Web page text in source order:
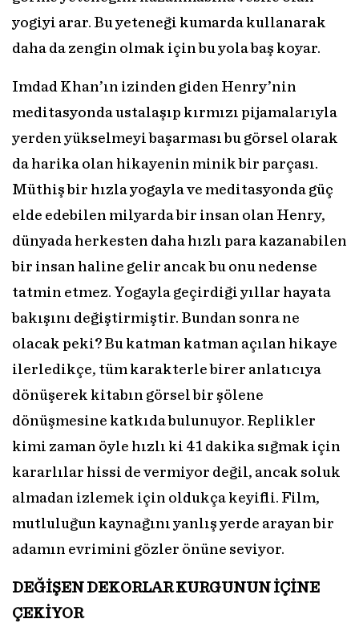
yogiyi arar. Bu yeteneği kumarda kullanarak
daha da zengin olmak için bu yola baş koyar.
Imdad Khan’ın izinden giden Henry’nin
meditasyonda ustalaşıp kırmızı pijamalarıyla
yerden yükselmeyi başarması bu görsel olarak
da harika olan hikayenin minik bir parçası.
Müthiş bir hızla yogayla ve meditasyonda güç
elde edebilen milyarda bir insan olan Henry,
dünyada herkesten daha hızlı para kazanabilen
bir insan haline gelir ancak bu onu nedense
tatmin etmez. Yogayla geçirdiği yıllar hayata
bakışını değiştirmiştir. Bundan sonra ne
olacak peki? Bu katman katman açılan hikaye
ilerledikçe, tüm karakterle birer anlatıcıya
dönüşerek kitabın görsel bir şölene
dönüşmesine katkıda bulunuyor. Replikler
kimi zaman öyle hızlı ki 41 dakika sığmak için
kararlılar hissi de vermiyor değil, ancak soluk
almadan izlemek için oldukça keyifli. Film,
mutluluğun kaynağını yanlış yerde arayan bir
adamın evrimini gözler önüne seviyor.
DEĞİŞEN DEKORLAR KURGUNUN İÇİNE
ÇEKİYOR